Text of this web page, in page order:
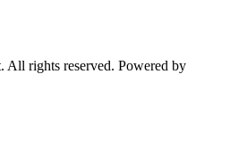
rights reserved. Powered by